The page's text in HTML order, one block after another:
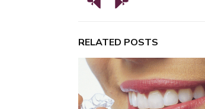
RELATED POSTS